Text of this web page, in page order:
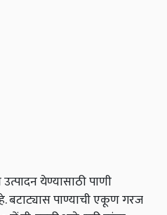
येण्यासाठी पाणी
बटाट्यास पाण्याची एकूण गरज